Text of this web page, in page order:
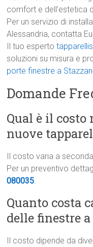
comfort e dell’estetica
Per un servizio di
Alessandria, contatta
Il tuo esperto
soluzioni su misura e
porte finestre a
Domande
Qual è il
nuove
Il costo varia a
Per un preventivo
080035.
Quanto costa
delle finestre
Il costo dipende da